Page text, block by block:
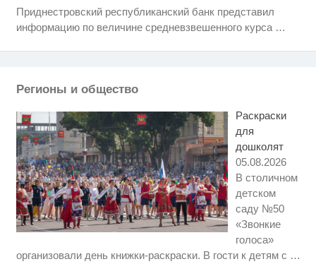
Приднестровский республиканский банк представил
информацию по величине средневзвешенного курса …
Регионы и общество
Раскраски
для
дошколят
05.08.2026
В столичном
детском
саду №50
«Звонкие
голоса»
организовали день книжки-раскраски. В гости к детям с …
i
Ролик длится пару секунд, но
Королева вагона отожгла! Видео
Ролик из Омска: вы будете
Крыма: Что люди вытворяют,